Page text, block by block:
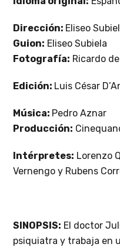
Dirección: Eliseo
Guion: Eliseo Subiela
Fotografía: Ricardo
Edición: Luis César
Música: Pedro Aznar
Producción:
Intérpretes: Lorenzo
Vernengo y Rubens
SINOPSIS: El doctor
psiquiatra y trabaja en